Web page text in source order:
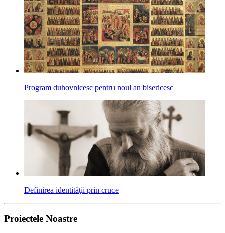
Program duhovnicesc pentru noul an bisericesc
Definirea identităţii prin cruce
Proiectele Noastre